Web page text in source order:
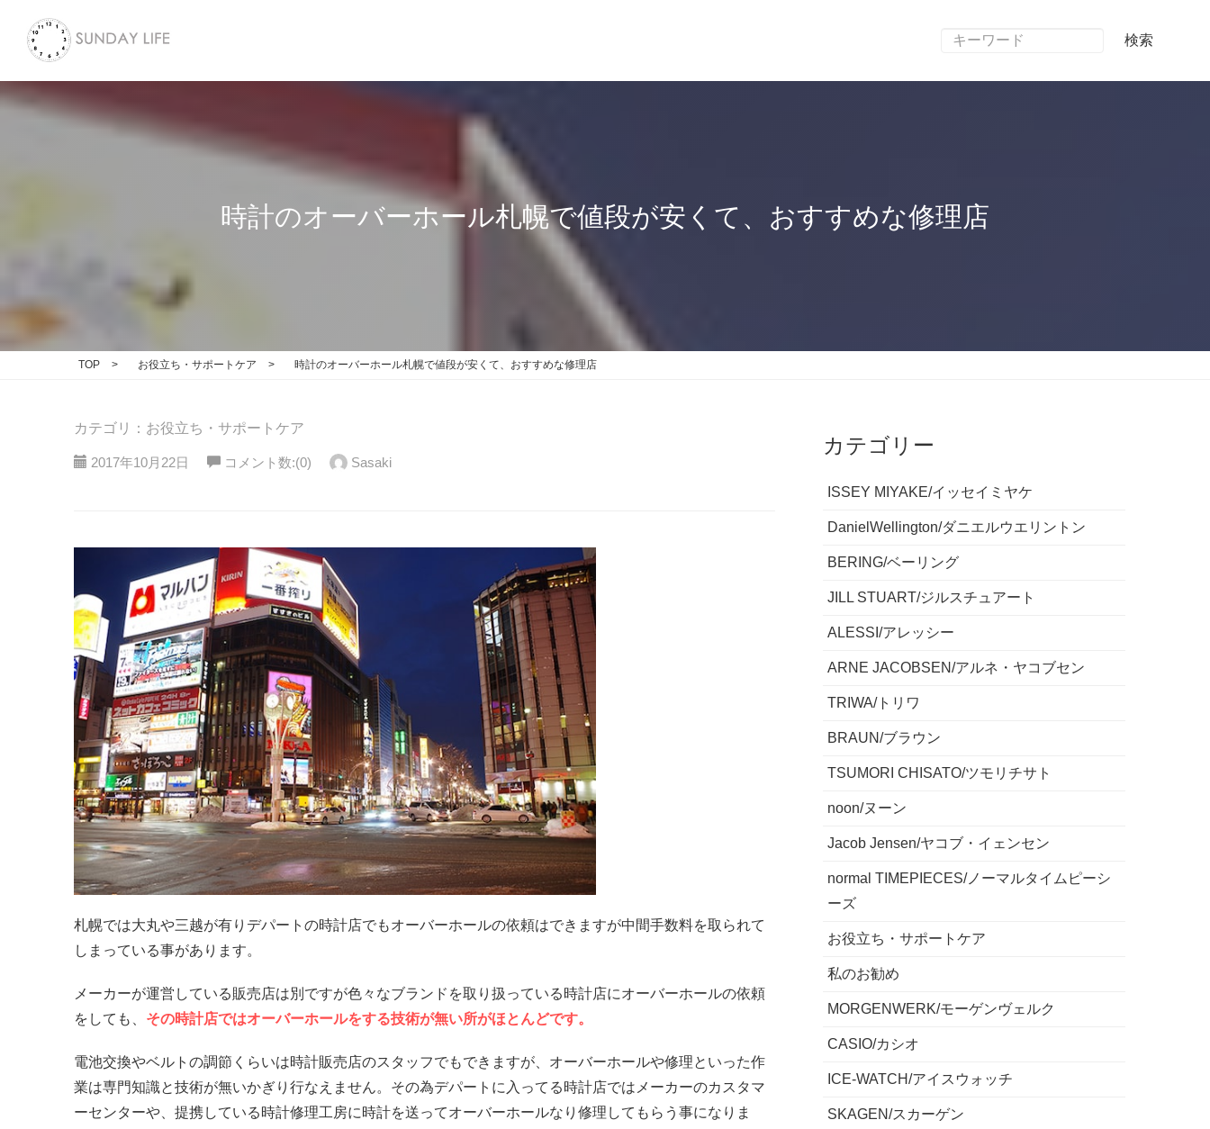
検索
時計のオーバーホール札幌で値段が安くて、おすすめな修理店
TOP > お役立ち・サポートケア > 時計のオーバーホール札幌で値段が安くて、おすすめな修理店
カテゴリ：お役立ち・サポートケア
2017年10月22日 コメント数:(0) Sasaki
札幌では大丸や三越が有りデパートの時計店でもオーバーホールの依頼はできますが中間手数料を取られて
しまっている事があります。
メーカーが運営している販売店は別ですが色々なブランドを取り扱っている時計店にオーバーホールの依頼
をしても、 その時計店ではオーバーホールをする技術が無い所がほとんどです。
電池交換やベルトの調節くらいは時計販売店のスタッフでもできますが、オーバーホールや修理といった作
業は専門知識と技術が無いかぎり行なえません。その為デパートに入ってる時計店ではメーカーのカスタマ
ーセンターや、提携している時計修理工房に時計を送ってオーバーホールなり修理してもらう事になりま
カテゴリー
ISSEY MIYAKE/イッセイミヤケ
DanielWellington/ダニエルウエリントン
BERING/ベーリング
JILL STUART/ジルスチュアート
ALESSI/アレッシー
ARNE JACOBSEN/アルネ・ヤコブセン
TRIWA/トリワ
BRAUN/ブラウン
TSUMORI CHISATO/ツモリチサト
noon/ヌーン
Jacob Jensen/ヤコブ・イェンセン
normal TIMEPIECES/ノーマルタイムピーシ
ーズ
お役立ち・サポートケア
私のお勧め
MORGENWERK/モーゲンヴェルク
CASIO/カシオ
ICE-WATCH/アイスウォッチ
SKAGEN/スカーゲン